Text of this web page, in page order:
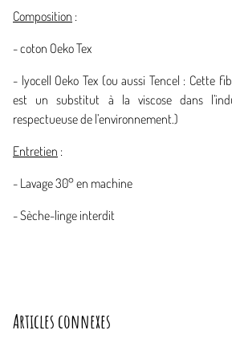
Composition :
- coton Oeko Tex
- lyocell Oeko Tex (ou aussi Tencel : Cette
est un substitut à la viscose dans
respectueuse de l’environnement.)
Entretien :
- Lavage 30° en machine
- Sèche-linge interdit
Articles connexes